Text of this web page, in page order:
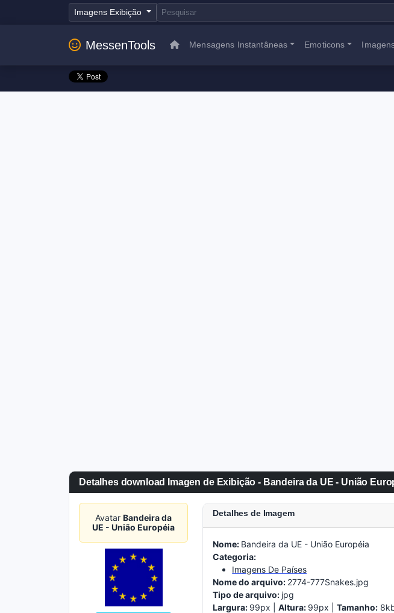
Imagens Exibição
MessenTools Mensagens Instantâneas Emoticons
Detalhes download Imagen de Exibição - Bandeira da UE - União
AvatarBandeira da
UE - União Européia
Detalhes de Imagem
Nome: Bandeira da UE - União Européia
Categoria:
Imagens De Países
Nome do arquivo: 2774-777Snakes.jpg
Tipo de arquivo: jpg
Largura: 99px |Altura: 99px |Tamanho: